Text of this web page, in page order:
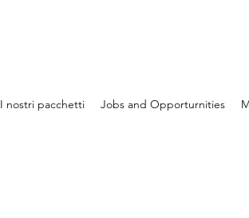
I nostri pacchetti Jobs and Opporturnities